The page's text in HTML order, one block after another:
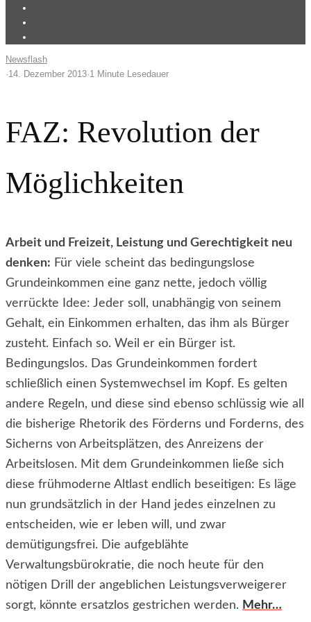
Newsflash
·14. Dezember 2013·1 Minute Lesedauer
FAZ: Revolution der
Möglichkeiten
Arbeit und Freizeit, Leistung und Gerechtigkeit neu
denken: Für viele scheint das bedingungslose
Grundeinkommen eine ganz nette, jedoch völlig
verrückte Idee: Jeder soll, unabhängig von seinem
Gehalt, ein Einkommen erhalten, das ihm als Bürger
zusteht. Einfach so. Weil er ein Bürger ist.
Bedingungslos. Das Grundeinkommen fordert
schließlich einen Systemwechsel im Kopf. Es gelten
andere Regeln, und diese sind ebenso schlüssig wie all
die bisherige Rhetorik des Förderns und Forderns, des
Sicherns von Arbeitsplätzen, des Anreizens der
Arbeitslosen. Mit dem Grundeinkommen ließe sich
diese frühmoderne Altlast endlich beseitigen: Es läge
nun grundsätzlich in der Hand jedes einzelnen zu
entscheiden, wie er leben will, und zwar
demütigungsfrei. Die aufgeblähte
Verwaltungsbürokratie, die noch heute für den
nötigen Drill der angeblichen Leistungsverweigerer
sorgt, könnte ersatzlos gestrichen werden. Mehr…